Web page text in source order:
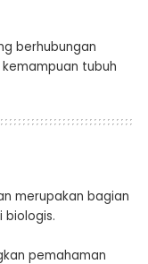
berhubungan
tubuh
merupakan bagian
biologis.
pemahaman